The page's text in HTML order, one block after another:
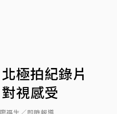
極拍紀錄片
視感受